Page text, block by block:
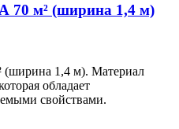
70 м² (ширина 1,4 м)
(ширина 1,4 м). Материал
обладает
свойствами.